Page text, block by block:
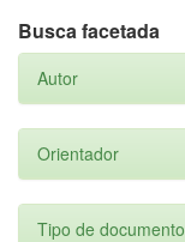
Busca facetada
Autor
Orientador
Tipo de documento